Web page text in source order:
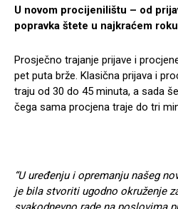
U novom procijenilištu – od
popravka štete u najkraćem roku
Prosječno trajanje prijave i
pet puta brže. Klasična prijava i
traju od 30 do 45 minuta, a sada
čega sama procjena traje do tri
“U uređenju i opremanju našeg
je bila stvoriti ugodno okruženje